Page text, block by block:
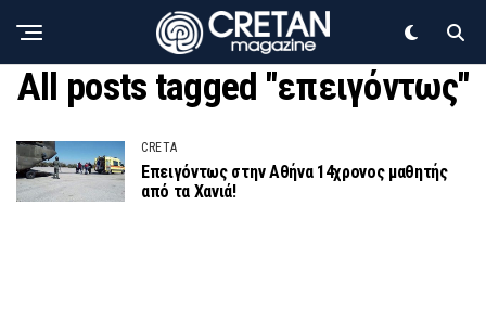
All posts tagged "επειγόντως"
CRETA
Επειγόντως στην Αθήνα 14χρονος μαθητής
από τα Χανιά!